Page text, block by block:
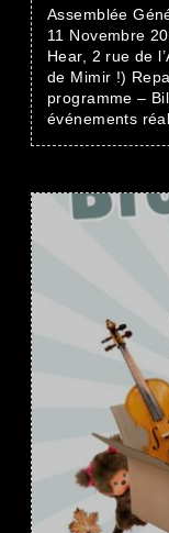
Assemblée
11 Novembre
Hear, 2 rue de
de Mimir !)
programme –
événements